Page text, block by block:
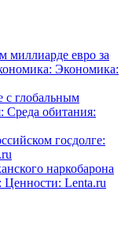
миллиарде евро за
Экономика:
с глобальным
Среда обитания:
госдолге:
наркобарона
Lenta.ru